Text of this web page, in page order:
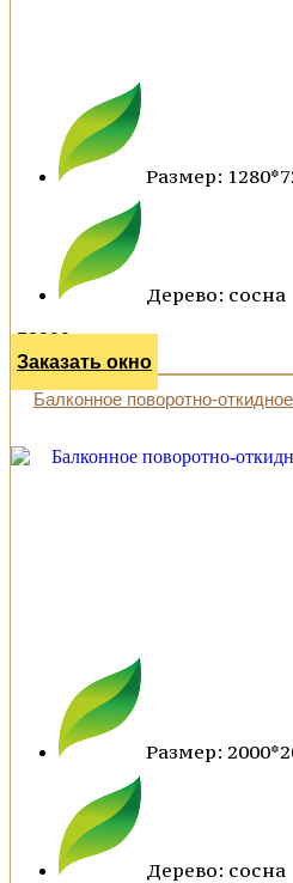
Размер:
Дерево: сосна
52300 р.
Заказать окно
Балконное поворотно-
Размер:
Дерево: сосна